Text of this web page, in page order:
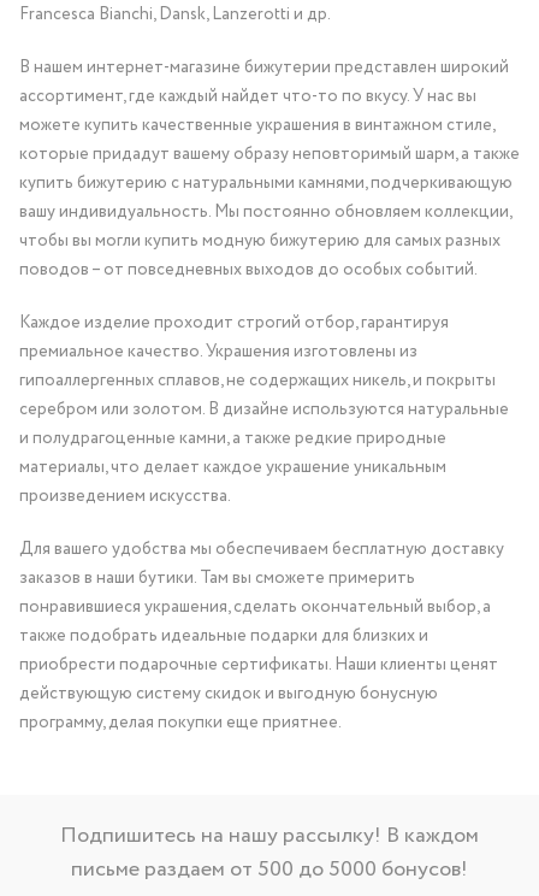
Francesca Bianchi, Dansk, Lanzerotti и др.
В нашем интернет-магазине бижутерии представлен широкий
ассортимент, где каждый найдет что-то по вкусу. У нас вы
можете купить качественные украшения в винтажном стиле,
которые придадут вашему образу неповторимый шарм, а также
купить бижутерию с натуральными камнями, подчеркивающую
вашу индивидуальность. Мы постоянно обновляем коллекции,
чтобы вы могли купить модную бижутерию для самых разных
поводов – от повседневных выходов до особых событий.
Каждое изделие проходит строгий отбор, гарантируя
премиальное качество. Украшения изготовлены из
гипоаллергенных сплавов, не содержащих никель, и покрыты
серебром или золотом. В дизайне используются натуральные
и полудрагоценные камни, а также редкие природные
материалы, что делает каждое украшение уникальным
произведением искусства.
Для вашего удобства мы обеспечиваем бесплатную доставку
заказов в наши бутики. Там вы сможете примерить
понравившиеся украшения, сделать окончательный выбор, а
также подобрать идеальные подарки для близких и
приобрести подарочные сертификаты. Наши клиенты ценят
действующую систему скидок и выгодную бонусную
программу, делая покупки еще приятнее.
Подпишитесь на нашу рассылку! В каждом
письме раздаем от 500 до 5000 бонусов!